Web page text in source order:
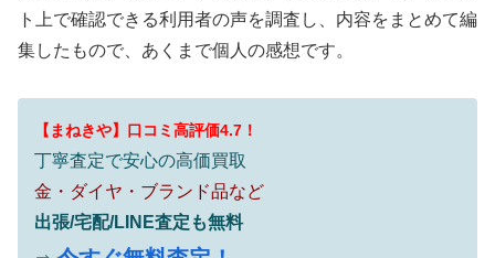
ト上で確認できる利用者の声を調査し、内容をまとめて編
集したもので、あくまで個人の感想です。
【まねきや】口コミ高評価4.7！
丁寧査定で安心の高価買取
金・ダイヤ・ブランド品など
出張/宅配/LINE査定も無料